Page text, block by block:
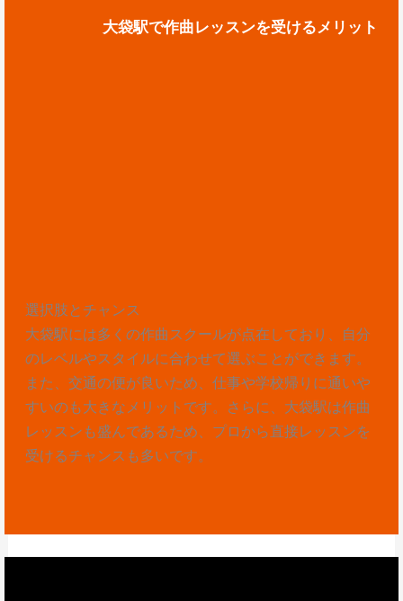
大袋駅で作曲レッスンを受けるメリット
選択肢とチャンス
大袋駅には多くの作曲スクールが点在しており、自分
のレベルやスタイルに合わせて選ぶことができます。
また、交通の便が良いため、仕事や学校帰りに通いや
すいのも大きなメリットです。さらに、大袋駅は作曲
レッスンも盛んであるため、プロから直接レッスンを
受けるチャンスも多いです。